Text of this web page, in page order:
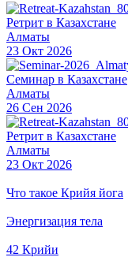
Ретрит в Казахстане
Алматы
23 Окт 2026
Семинар в Казахстане
Алматы
26 Сен 2026
Ретрит в Казахстане
Алматы
23 Окт 2026
Что такое Крийя йога
Энергизация тела
42 Крийи